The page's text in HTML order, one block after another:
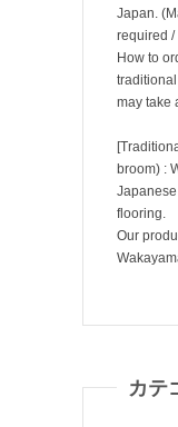
Japan.
required /
How to
may take
broom) :
Japanese
flooring.
Our
カテ